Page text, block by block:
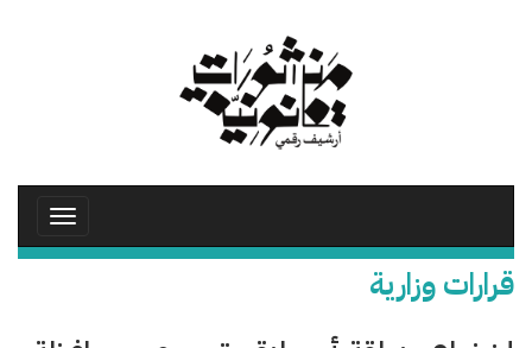
Toggle
قرارات وزارية